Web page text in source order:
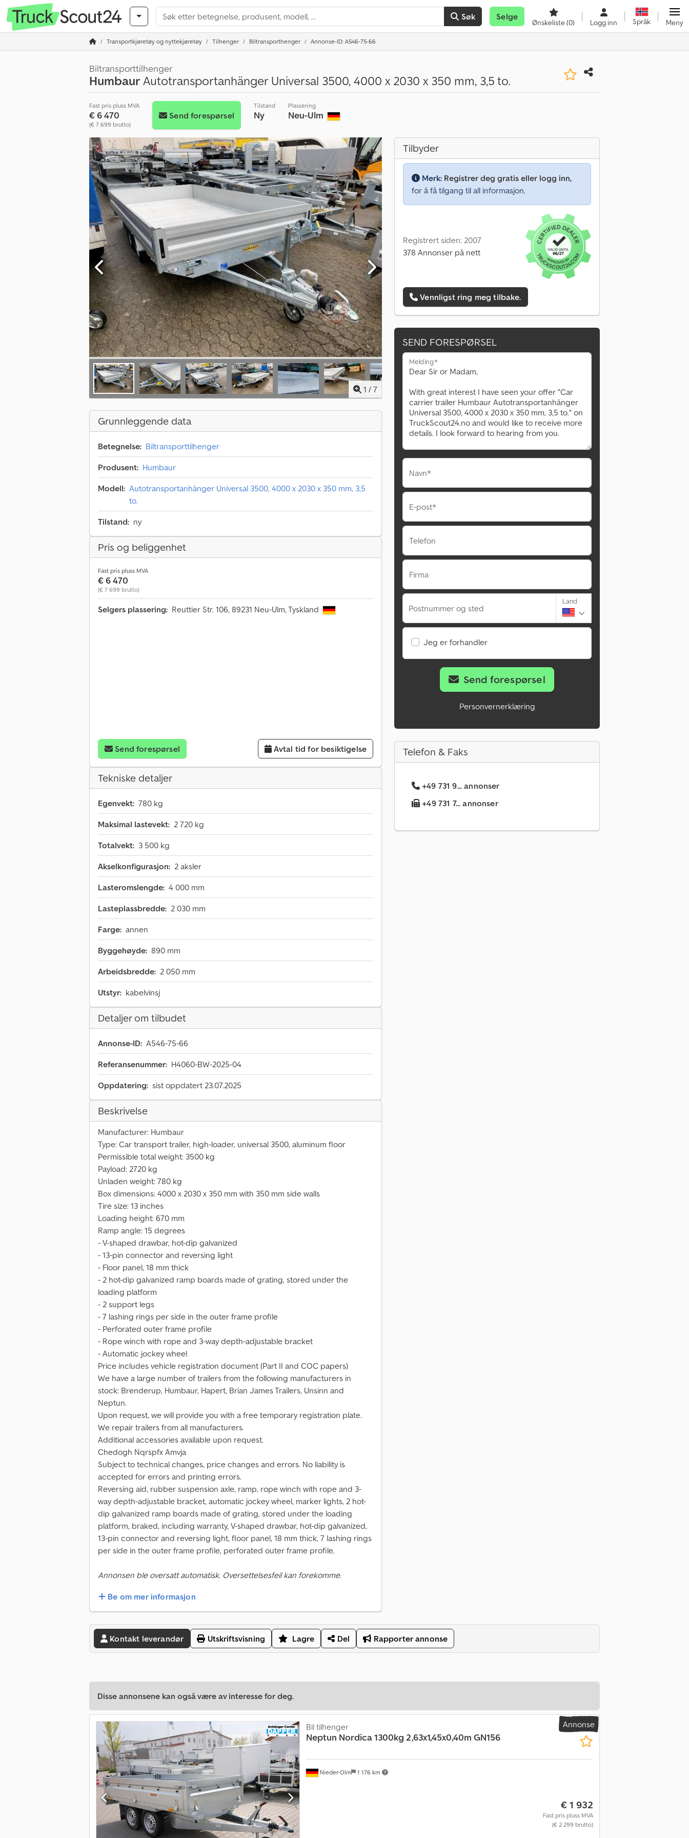
Søk Selge
Ønskeliste(0) Logg inn Språk Meny
Transportkjøretøy og nyttekjøretøy Tilhenger Biltransporthenger Annonse-ID: A546-75-66
Biltransporttilhenger
HumbaurAutotransportanhänger Universal 3500, 4000 x 2030 x 350 mm, 3,5 to.
Fast pris pluss MVA
€ 6 470
(€ 7 699 brutto)
Send forespørsel
Tilstand
Ny
Plassering
Neu-Ulm
1 / 7
Grunnleggende data
Betegnelse: Biltransporttilhenger
Produsent: Humbaur
Modell: Autotransportanhänger Universal 3500, 4000 x 2030 x 350 mm, 3,5
to.
Tilstand: ny
Pris og beliggenhet
Fast pris pluss MVA
€ 6 470
(€ 7 699 brutto)
Selgers plassering: Reuttier Str. 106, 89231 Neu-Ulm, Tyskland
Send forespørsel Avtal tid for besiktigelse
Tekniske detaljer
Egenvekt: 780 kg
Maksimal lastevekt: 2 720 kg
Totalvekt: 3 500 kg
Akselkonfigurasjon: 2 aksler
Lasteromslengde: 4 000 mm
Lasteplassbredde: 2 030 mm
Farge: annen
Byggehøyde: 890 mm
Arbeidsbredde: 2 050 mm
Utstyr: kabelvinsj
Detaljer om tilbudet
Annonse-ID: A546-75-66
Referansenummer: H4060-BW-2025-04
Oppdatering: sist oppdatert 23.07.2025
Beskrivelse
Manufacturer: Humbaur
Type: Car transport trailer, high-loader, universal 3500, aluminum floor
Permissible total weight: 3500 kg
Payload: 2720 kg
Unladen weight: 780 kg
Box dimensions: 4000 x 2030 x 350 mm with 350 mm side walls
Tire size: 13 inches
Loading height: 670 mm
Ramp angle: 15 degrees
- V-shaped drawbar, hot-dip galvanized
- 13-pin connector and reversing light
- Floor panel, 18 mm thick
- 2 hot-dip galvanized ramp boards made of grating, stored under the
loading platform
- 2 support legs
- 7 lashing rings per side in the outer frame profile
- Perforated outer frame profile
- Rope winch with rope and 3-way depth-adjustable bracket
- Automatic jockey wheel
Price includes vehicle registration document (Part II and COC papers)
We have a large number of trailers from the following manufacturers in
stock: Brenderup, Humbaur, Hapert, Brian James Trailers, Unsinn and
Neptun.
Upon request, we will provide you with a free temporary registration plate.
We repair trailers from all manufacturers.
Additional accessories available upon request.
Chedogh Nqrspfx Amvja
Subject to technical changes, price changes and errors. No liability is
accepted for errors and printing errors.
Reversing aid, rubber suspension axle, ramp, rope winch with rope and 3-
way depth-adjustable bracket, automatic jockey wheel, marker lights, 2 hot-
dip galvanized ramp boards made of grating, stored under the loading
platform, braked, including warranty, V-shaped drawbar, hot-dip galvanized,
13-pin connector and reversing light, floor panel, 18 mm thick, 7 lashing rings
per side in the outer frame profile, perforated outer frame profile.
Annonsen ble oversatt automatisk. Oversettelsesfeil kan forekomme.
Be om mer informasjon
Tilbyder
Merk: Registrer deg gratis eller logg inn,
for å få tilgang til all informasjon.
Registrert siden: 2007
378 Annonser på nett
Vennligst ring meg tilbake.
SEND FORESPØRSEL
Melding*
Navn*
E-post*
Telefon
Firma
Postnummer og sted
Land
Jeg er forhandler
Send forespørsel
Personvernerklæring
Telefon & Faks
+49 731 9... annonser
+49 731 7... annonser
Kontakt leverandør Utskriftsvisning Lagre Del Rapporter annonse
Disse annonsene kan også være av interesse for deg.
Annonse
Nieder-Olm 1 176 km
Bil tilhenger
Neptun Nordica 1300kg 2,63x1,45x0,40m GN156
€ 1 932
Fast pris pluss MVA
(€ 2 299 brutto)